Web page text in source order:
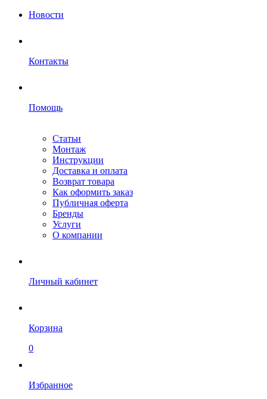
Новости
Контакты
Помощь
Статьи
Монтаж
Инструкции
Доставка и оплата
Возврат товара
Как оформить заказ
Публичная оферта
Бренды
Услуги
О компании
Личный кабинет
Корзина
0
Избранное